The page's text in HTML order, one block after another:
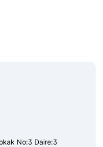
No:3 Daire:3